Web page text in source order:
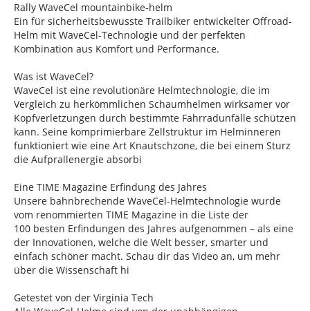
Rally WaveCel mountainbike-helm
Ein für sicherheitsbewusste Trailbiker entwickelter Offroad-
Helm mit WaveCel-Technologie und der perfekten
Kombination aus Komfort und Performance.
Was ist WaveCel?
WaveCel ist eine revolutionäre Helmtechnologie, die im
Vergleich zu herkömmlichen Schaumhelmen wirksamer vor
Kopfverletzungen durch bestimmte Fahrradunfälle schützen
kann. Seine komprimierbare Zellstruktur im Helminneren
funktioniert wie eine Art Knautschzone, die bei einem Sturz
die Aufprallenergie absorbi
Eine TIME Magazine Erfindung des Jahres
Unsere bahnbrechende WaveCel-Helmtechnologie wurde
vom renommierten TIME Magazine in die Liste der
100 besten Erfindungen des Jahres aufgenommen – als eine
der Innovationen, welche die Welt besser, smarter und
einfach schöner macht. Schau dir das Video an, um mehr
über die Wissenschaft hi
Getestet von der Virginia Tech